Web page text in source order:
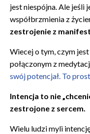
jest niespójna. Ale jeśli
współbrzmienia z
zestrojenie z
Wiecej o tym, czym
połączonym z
swój potencjał. To
Intencja to nie
zestrojone z sercem.
Wielu ludzi myli